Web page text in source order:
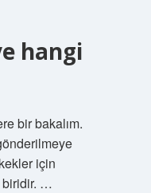
hangi
bir bakalım.
için
biridir. …